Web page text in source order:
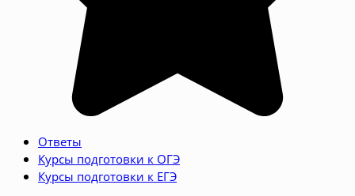
Ответы
Курсы подготовки к ОГЭ
Курсы подготовки к ЕГЭ